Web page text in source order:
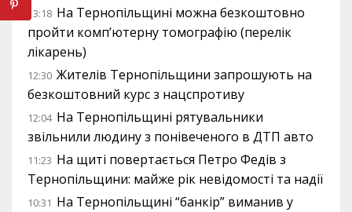
13:18 На Тернопільщині можна безкоштовно
пройти комп’ютерну томографію (перелік
лікарень)
12:30 Жителів Тернопільщини запрошують на
безкоштовний курс з нацспротиву
12:04 На Тернопільщині рятувальники
звільнили людину з понівеченого в ДТП авто
11:23 На щиті повертається Петро Федів з
Тернопільщини: майже рік невідомості та надії
10:31 На Тернопільщині “банкір” виманив у